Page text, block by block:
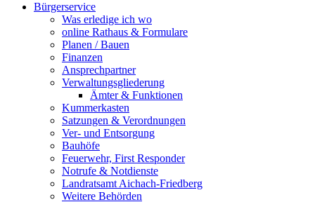
Bürgerservice
Was erledige ich wo
online Rathaus & Formulare
Planen / Bauen
Finanzen
Ansprechpartner
Verwaltungsgliederung
Ämter & Funktionen
Kummerkasten
Satzungen & Verordnungen
Ver- und Entsorgung
Bauhöfe
Feuerwehr, First Responder
Notrufe & Notdienste
Landratsamt Aichach-Friedberg
Weitere Behörden